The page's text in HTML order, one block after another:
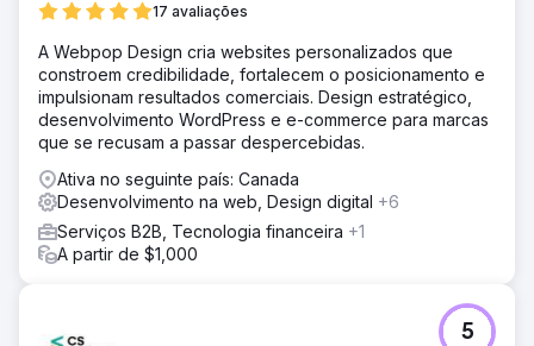
17 avaliações
A Webpop Design cria websites personalizados que
constroem credibilidade, fortalecem o posicionamento e
impulsionam resultados comerciais. Design estratégico,
desenvolvimento WordPress e e-commerce para marcas
que se recusam a passar despercebidas.
Ativa no seguinte país: Canada
Desenvolvimento na web, Design digital +6
Serviços B2B, Tecnologia financeira +1
A partir de $1,000
5